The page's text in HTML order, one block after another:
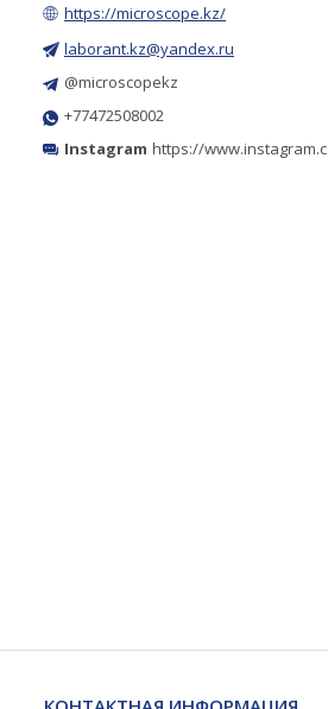
https://microscope.kz/
laborant.kz@yandex.ru
@microscopekz
+77472508002
Instagram https://www.instagram.com/microscope.kz/